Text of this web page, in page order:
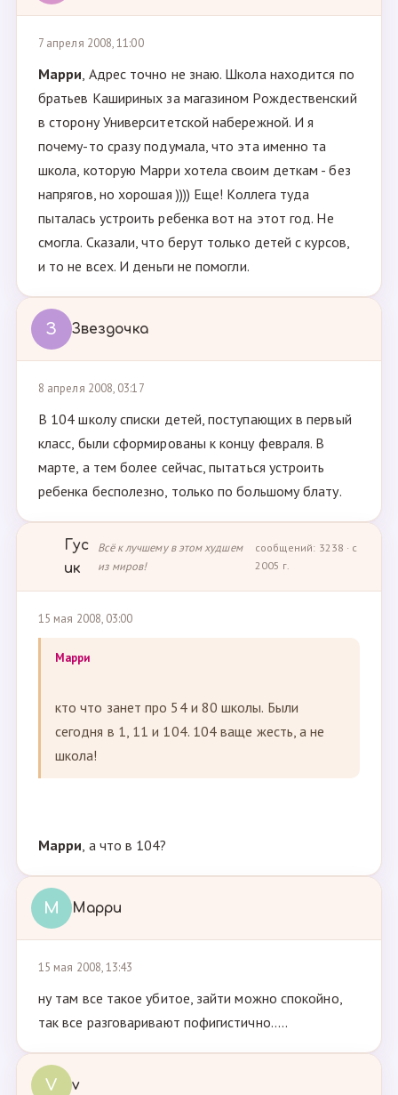
7 апреля 2008, 11:00
Марри, Адрес точно не знаю. Школа находится по
братьев Кашириных за магазином Рождественский
в сторону Университетской набережной. И я
почему-то сразу подумала, что эта именно та
школа, которую Марри хотела своим деткам - без
напрягов, но хорошая )))) Еще! Коллега туда
пыталась устроить ребенка вот на этот год. Не
смогла. Сказали, что берут только детей с курсов,
и то не всех. И деньги не помогли.
З Звездочка
8 апреля 2008, 03:17
В 104 школу списки детей, поступающих в первый
класс, были сформированы к концу февраля. В
марте, а тем более сейчас, пытаться устроить
ребенка бесполезно, только по большому блату.
Гус
ик
Всё к лучшему в этом худшем
из миров!
сообщений: 3238 · с
2005 г.
15 мая 2008, 03:00
Марри
кто что занет про 54 и 80 школы. Были
сегодня в 1, 11 и 104. 104 ваще жесть, а не
школа!
Марри, а что в 104?
М Марри
15 мая 2008, 13:43
ну там все такое убитое, зайти можно спокойно,
так все разговаривают пофигистично.....
V v